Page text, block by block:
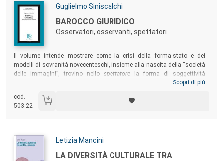
Autori:
Guglielmo Siniscalchi
Titolo:
BAROCCO GIURIDICO
Osservatori, osservanti, spettatori
Sommario:
Il volume intende mostrare come la crisi della forma-stato e dei
modelli di sovranità novecenteschi, insieme alla nascita della “società
delle immagini”, trovino nello spettatore la forma di soggettività
privilegiata per interpretare e de-costruire il diritto contemporaneo.
sembrano piegarsi fin quasi a dissolversi, chi decide nasconde sempre
più il suo volto fra folle acclamanti, cieche e impotenti, e sguardi
Scopri di più
cod.
503.22
Autori:
Letizia Mancini
Titolo:
LA DIVERSITÀ CULTURALE TRA